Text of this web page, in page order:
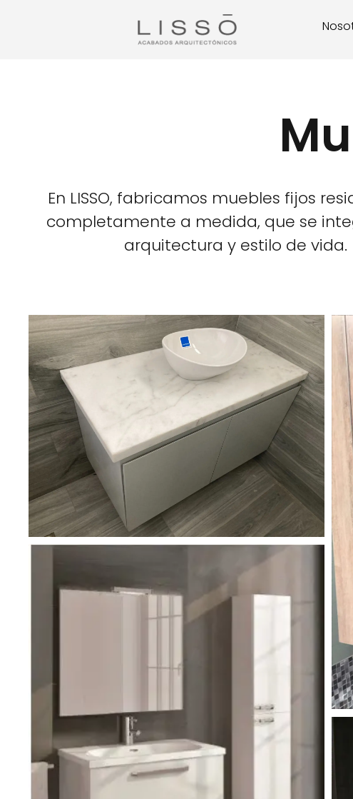
En LISSO, fabricamos muebles fijos
completamente a medida, que se
arquitectura y estilo de vida.